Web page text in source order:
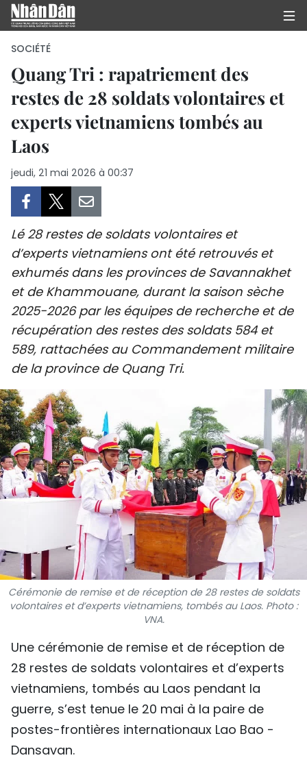
PAGE D'ACCUEIL
POLITIQUE
CULTURE
TOURISME
ENVIRONNEMENT
SPORT
FRANCOPHONIE
INTERNATIONAL
MÉGASTORIE
INFOGRAPHIE
PHOTO
VIDÉO
À PROPOS DU "PEUPLE"
ENGLISH
中文
РУССКИЙ
SOCIÉTÉ
Quang Tri : rapatriement des
restes de 28 soldats volontaires et
experts vietnamiens tombés au
Laos
jeudi, 21 mai 2026 à 00:37
Lé 28 restes de soldats volontaires et
d’experts vietnamiens ont été retrouvés et
exhumés dans les provinces de Savannakhet
et de Khammouane, durant la saison sèche
2025-2026 par les équipes de recherche et de
récupération des restes des soldats 584 et
589, rattachées au Commandement militaire
de la province de Quang Tri.
Cérémonie de remise et de réception de 28 restes de soldats
volontaires et d’experts vietnamiens, tombés au Laos. Photo :
VNA.
Une cérémonie de remise et de réception de
28 restes de soldats volontaires et d’experts
vietnamiens, tombés au Laos pendant la
guerre, s’est tenue le 20 mai à la paire de
postes-frontières internationaux Lao Bao -
Dansavan.